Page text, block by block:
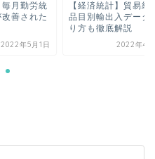
毎月勤労統
善された
2022年5月1日
【経済統計】貿易統
品目別輸出入データ
り方も徹底解説
2022年4